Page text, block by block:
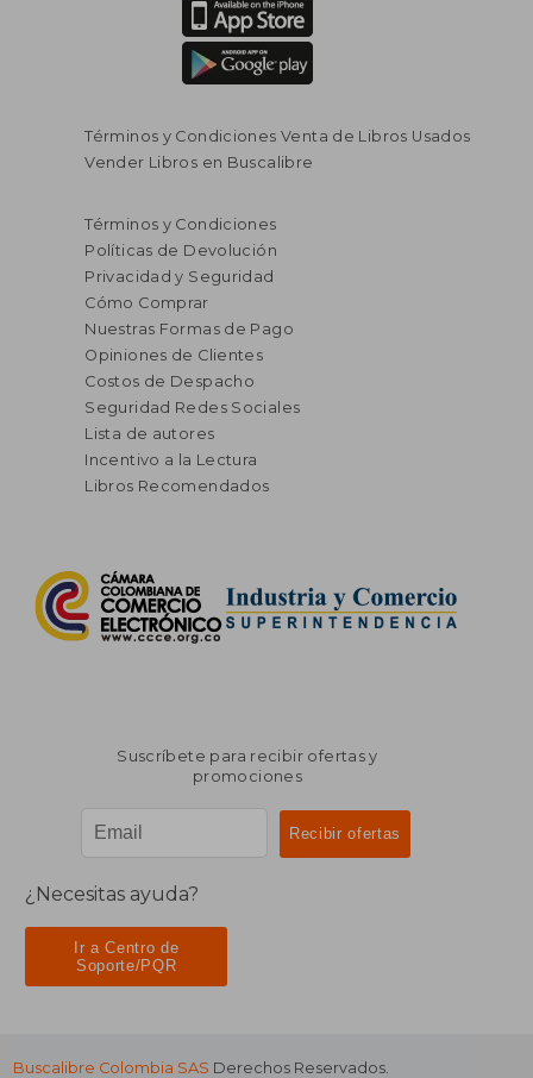
Términos y Condiciones Venta de Libros Usados
Vender Libros en Buscalibre
Términos y Condiciones
Políticas de Devolución
Privacidad y Seguridad
Cómo Comprar
Nuestras Formas de Pago
Opiniones de Clientes
Costos de Despacho
Seguridad Redes Sociales
Lista de autores
Incentivo a la Lectura
Libros Recomendados
Suscríbete para recibir ofertas y
promociones
¿Necesitas ayuda?
Ir a Centro de
Soporte/PQR
Buscalibre Colombia SAS Derechos Reservados.